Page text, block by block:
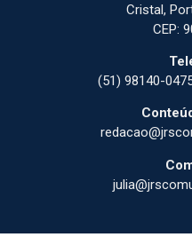
Cristal,
CEP:
(51) 98140-